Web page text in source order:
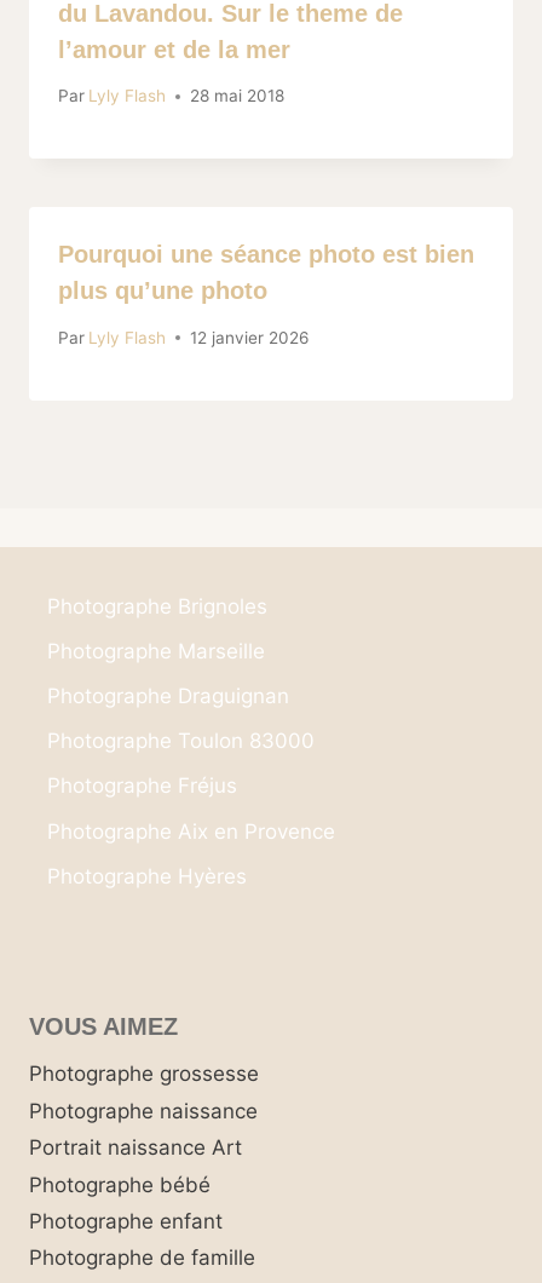
du Lavandou. Sur le theme de
l’amour et de la mer
Par Lyly Flash 28 mai 2018
Pourquoi une séance photo est bien
plus qu’une photo
Par Lyly Flash 12 janvier 2026
Photographe Brignoles
Photographe Marseille
Photographe Draguignan
Photographe Toulon 83000
Photographe Fréjus
Photographe Aix en Provence
Photographe Hyères
VOUS AIMEZ
Photographe grossesse
Photographe naissance
Portrait naissance Art
Photographe bébé
Photographe enfant
Photographe de famille